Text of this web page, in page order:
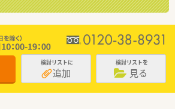
検討リストに
追加
検討リストを
見る